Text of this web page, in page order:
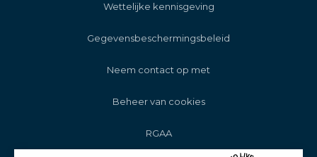
Wettelijke kennisgeving
Gegevensbeschermingsbeleid
Neem contact op met
Beheer van cookies
RGAA